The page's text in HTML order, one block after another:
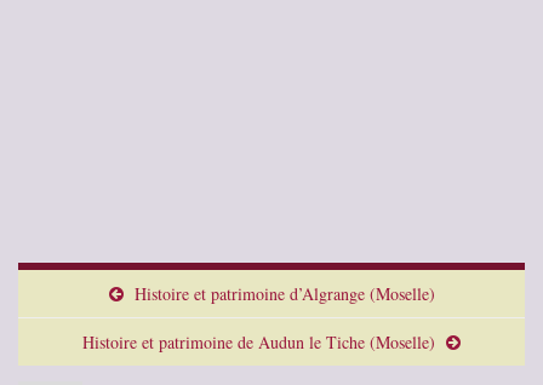
Histoire et patrimoine d’Algrange (Moselle)
Histoire et patrimoine de Audun le Tiche (Moselle)